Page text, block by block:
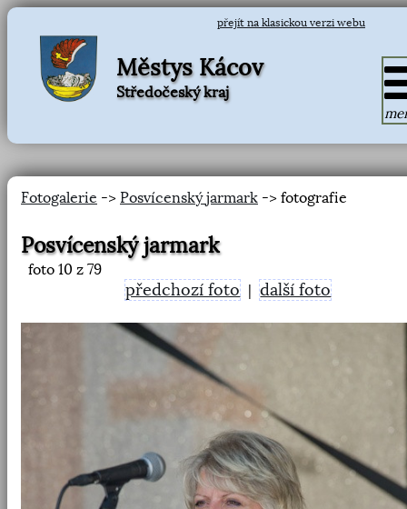
přejít na klasickou verzi webu
Městys Kácov
Středočeský kraj
Fotogalerie -> Posvícenský jarmark -> fotografie
Posvícenský jarmark
foto 10 z 79
předchozí foto |další foto